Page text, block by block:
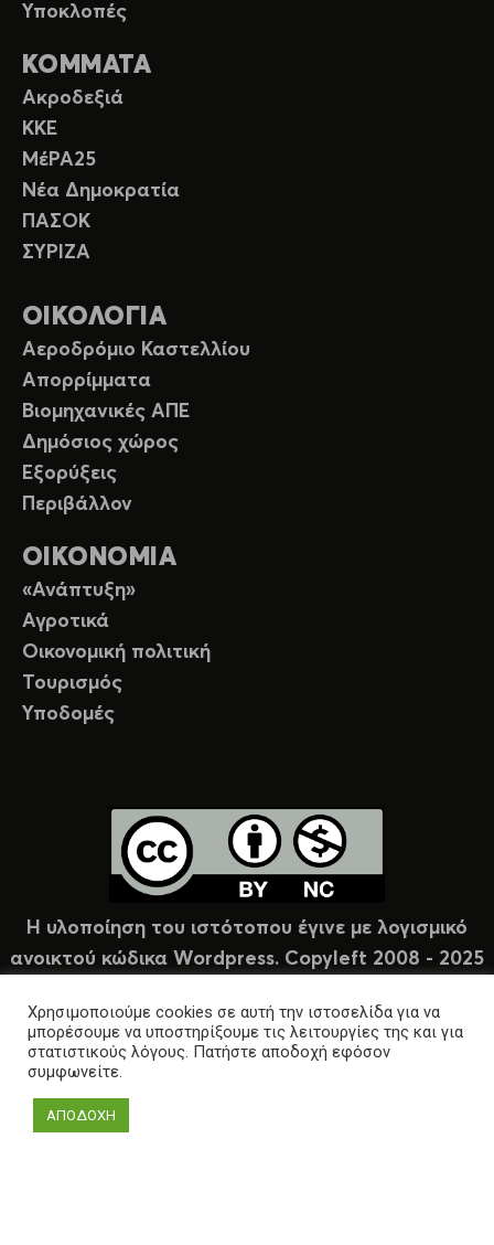
Υποκλοπές
ΚΟΜΜΑΤΑ
Ακροδεξιά
ΚΚΕ
ΜέΡΑ25
Νέα Δημοκρατία
ΠΑΣΟΚ
ΣΥΡΙΖΑ
ΟΙΚΟΛΟΓΙΑ
Αεροδρόμιο Καστελλίου
Απορρίμματα
Βιομηχανικές ΑΠΕ
Δημόσιος χώρος
Εξορύξεις
Περιβάλλον
ΟΙΚΟΝΟΜΙΑ
«Ανάπτυξη»
Αγροτικά
Οικονομική πολιτική
Τουρισμός
Υποδομές
Η υλοποίηση του ιστότοπου έγινε με λογισμικό
ανοικτού κώδικα Wordpress. Copyleft 2008 - 2025
Χρησιμοποιούμε cookies σε αυτή την ιστοσελίδα για να
μπορέσουμε να υποστηρίξουμε τις λειτουργίες της και για
στατιστικούς λόγους. Πατήστε αποδοχή εφόσον
συμφωνείτε.
ΑΠΟΔΟΧΗ